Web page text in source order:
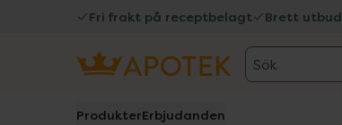
Fri frakt på receptbelagt Brett utbud
Sök
ProdukterErbjudanden